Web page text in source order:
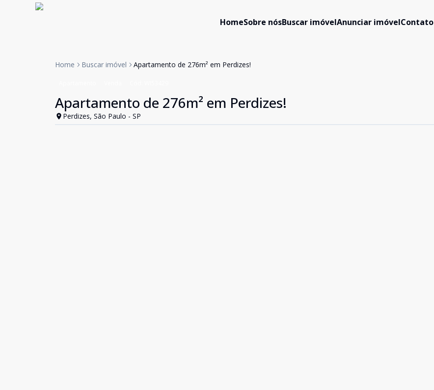
HomeSobre nósBuscar imóvelAnunciar imóvelContato
Home Buscar imóvel Apartamento de 276m² em Perdizes!
Apartamento de 276m² em Perdizes!
Perdizes, São Paulo - SP